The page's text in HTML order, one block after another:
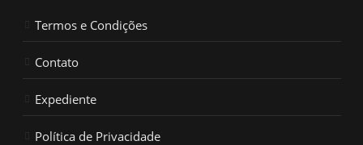
Termos e Condições
Contato
Expediente
Política de Privacidade